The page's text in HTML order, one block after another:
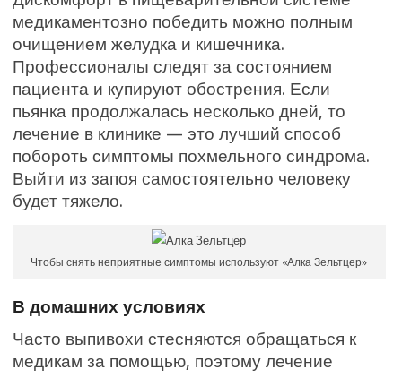
медикаментозно победить можно полным
очищением желудка и кишечника.
Профессионалы следят за состоянием
пациента и купируют обострения. Если
пьянка продолжалась несколько дней, то
лечение в клинике — это лучший способ
побороть симптомы похмельного синдрома.
Выйти из запоя самостоятельно человеку
будет тяжело.
Чтобы снять неприятные симптомы используют «Алка Зельтцер»
В домашних условиях
Часто выпивохи стесняются обращаться к
медикам за помощью, поэтому лечение